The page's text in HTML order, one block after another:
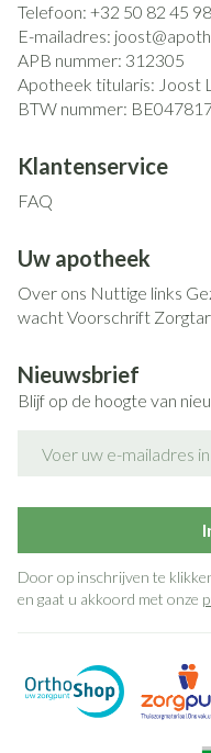
Telefoon: +32 50 82 45 98
E-mailadres: joost@
APB nummer: 312305
Apotheek titularis: Joost
BTW nummer:
Klantenservice
FAQ
Uw apotheek
Over ons Nuttige links
wachtVoorschrift
Nieuwsbrief
Blijf op de hoogte van
Door op inschrijven te
en gaat u akkoord met onze